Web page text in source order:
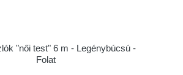
"női test" 6 m - Legénybúcsú -
Folat